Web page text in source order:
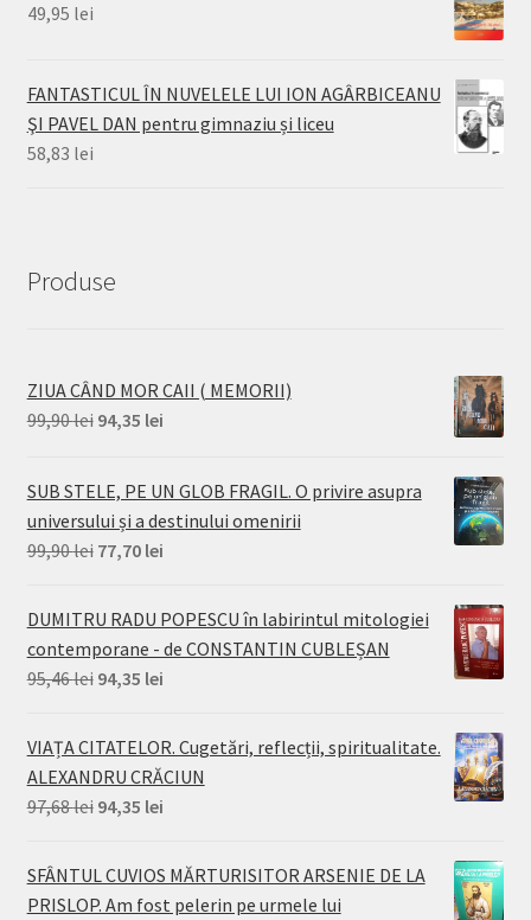
49,95 lei
FANTASTICUL ÎN NUVELELE LUI ION AGÂRBICEANU
ŞI PAVEL DAN pentru gimnaziu și liceu
58,83 lei
Produse
ZIUA CÂND MOR CAII ( MEMORII)
99,90lei Prețul
fost:
99,90 lei.
94,35 leiPrețul
94,35 lei.
SUB STELE, PE UN GLOB FRAGIL. O privire asupra
universului și a destinului omenirii
99,90lei Prețul
a
99,90 lei.
77,70 leiPrețul
este:
77,70 lei.
DUMITRU RADU POPESCU în labirintul mitologiei
contemporane - de CONSTANTIN CUBLEȘAN
95,46lei Prețul
a
fost:
95,46 lei.
94,35 leiPrețul
este:
94,35 lei.
VIAȚA CITATELOR. Cugetări, reflecții, spiritualitate.
ALEXANDRU CRĂCIUN
97,68lei Prețul
a
fost:
94,35 leiPrețul
este:
94,35 lei.
SFÂNTUL CUVIOS MĂRTURISITOR ARSENIE DE LA
PRISLOP. Am fost pelerin pe urmele lui